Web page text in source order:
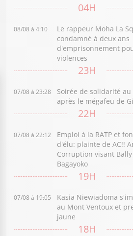
04H
08/08 à 4:10
Le rappeur Moha La
condamné à deux ans
d'emprisonnement
violences
23H
07/08 à 23:28
Soirée de solidarité au
après le mégafeu de
22H
07/08 à 22:12
Emploi à la RATP et
d'élu: plainte de AC!!
Corruption visant Bally
Bagayoko
19H
07/08 à 19:05
Kasia Niewiadoma
au Mont Ventoux et
jaune
18H